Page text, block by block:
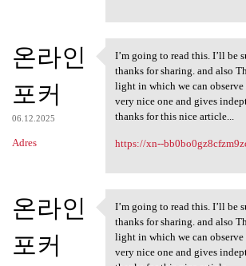
온라인
포커
06.12.2025
Adres
I’m going to read this.
I’m going to read this. I’ll be
thanks for sharing. and also
light in which we can
very nice one and gives
thanks for this nice article...
https://xn--
온라인
포커
I’m going to read this.
I’m going to read this. I’ll be
thanks for sharing. and also
light in which we can
very nice one and gives